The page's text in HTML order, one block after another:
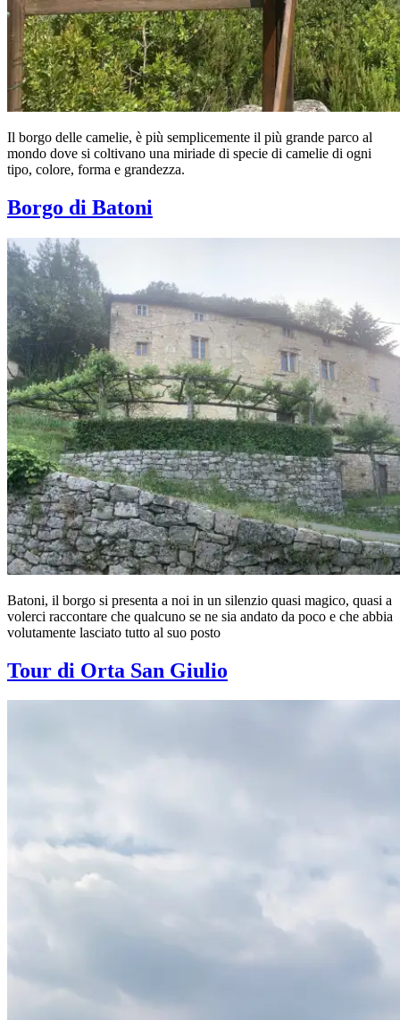
Il borgo delle camelie, è più semplicemente il più grande parco al
mondo dove si coltivano una miriade di specie di camelie di ogni
tipo, colore, forma e grandezza.
Borgo di Batoni
Batoni, il borgo si presenta a noi in un silenzio quasi magico, quasi a
volerci raccontare che qualcuno se ne sia andato da poco e che abbia
volutamente lasciato tutto al suo posto
Tour di Orta San Giulio